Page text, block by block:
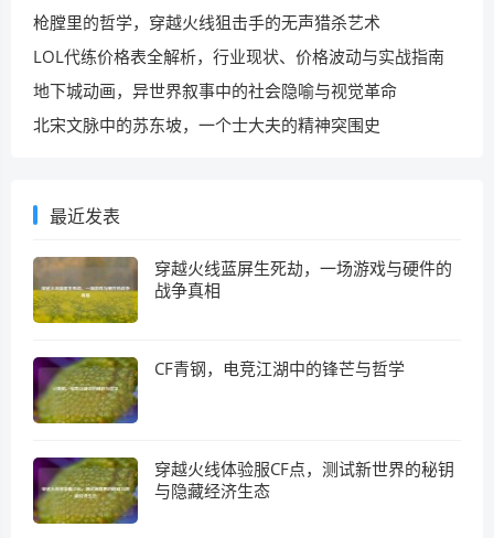
枪膛里的哲学，穿越火线狙击手的无声猎杀艺术
LOL代练价格表全解析，行业现状、价格波动与实战指南
地下城动画，异世界叙事中的社会隐喻与视觉革命
北宋文脉中的苏东坡，一个士大夫的精神突围史
最近发表
穿越火线蓝屏生死劫，一场游戏与硬件的
战争真相
CF青钢，电竞江湖中的锋芒与哲学
穿越火线体验服CF点，测试新世界的秘钥
与隐藏经济生态